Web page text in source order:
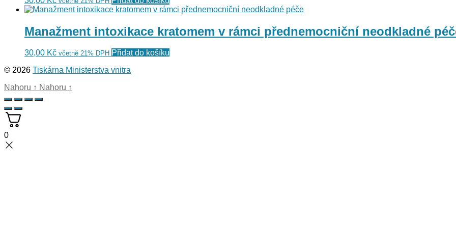
Manažment intoxikace kratomem v rámci přednemocniční neodkladné
30,00 Kč včetně 21% DPH Přidat do košíku
© 2026 Tiskárna Ministerstva vnitra
Nahoru ↑ Nahoru ↑
0